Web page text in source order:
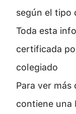
según el tipo
Toda esta
certificada
colegiado
Para ver
contiene una